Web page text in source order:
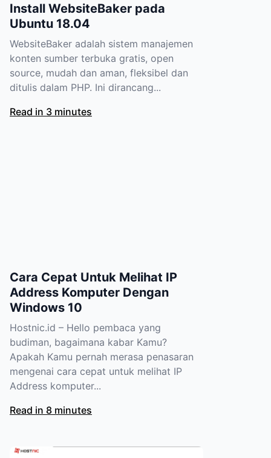
Install WebsiteBaker pada
Ubuntu 18.04
WebsiteBaker adalah sistem manajemen
konten sumber terbuka gratis, open
source, mudah dan aman, fleksibel dan
ditulis dalam PHP. Ini dirancang...
Read in 3 minutes
Cara Cepat Untuk Melihat IP
Address Komputer Dengan
Windows 10
Hostnic.id – Hello pembaca yang
budiman, bagaimana kabar Kamu?
Apakah Kamu pernah merasa penasaran
mengenai cara cepat untuk melihat IP
Address komputer...
Read in 8 minutes